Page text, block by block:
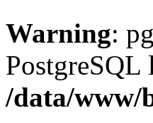
Warning:
/data/www/